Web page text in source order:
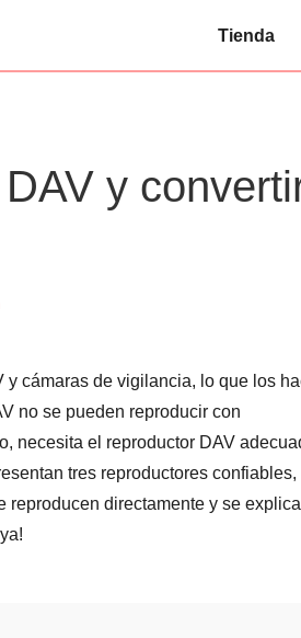
Tienda
y
y cámaras de vigilancia, lo que los
no se pueden reproducir con
necesita el reproductor DAV
tres reproductores confiables,
reproducen directamente y se